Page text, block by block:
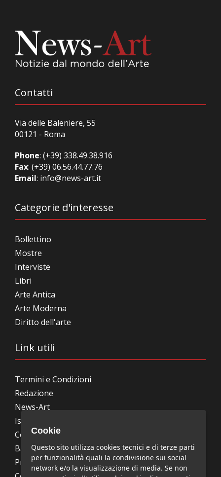
Contatti
Via delle Baleniere, 55
00121 - Roma
Phone: (+39) 338.49.38.916
Fax: (+39) 06.56.44.77.76
Email: info@news-art.it
Categorie d'interesse
Bollettino
Mostre
Interviste
Libri
Arte Antica
Arte Moderna
Diritto dell'arte
Link utili
Termini e Condizioni
Redazione
News-Art
Iscrizione alla newsletter
Collabora con noi
Bandi, concorsi, premi
Privacy Policy
Cookie
Questo sito utilizza cookies tecnici e di terze parti
per funzionalità quali la condivisione sui social
network e/o la visualizzazione di media. Se non